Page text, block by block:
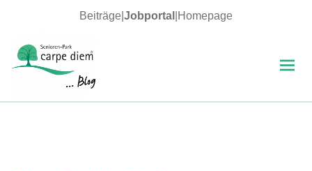
Beiträge Jobportal Homepage